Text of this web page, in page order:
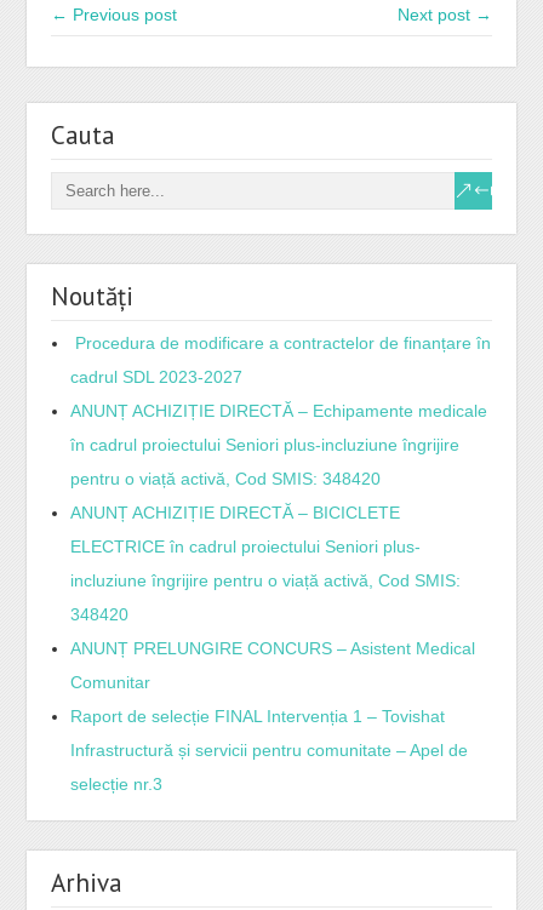
← Previous post Next post →
Cauta
Noutăți
Procedura de modificare a contractelor de finanțare în
cadrul SDL 2023-2027
ANUNȚ ACHIZIȚIE DIRECTĂ – Echipamente medicale
în cadrul proiectului Seniori plus-incluziune îngrijire
pentru o viață activă, Cod SMIS: 348420
ANUNȚ ACHIZIȚIE DIRECTĂ – BICICLETE
ELECTRICE în cadrul proiectului Seniori plus-
incluziune îngrijire pentru o viață activă, Cod SMIS:
348420
ANUNȚ PRELUNGIRE CONCURS – Asistent Medical
Comunitar
Raport de selecție FINAL Intervenția 1 – Tovishat
Infrastructură și servicii pentru comunitate – Apel de
selecție nr.3
Arhiva